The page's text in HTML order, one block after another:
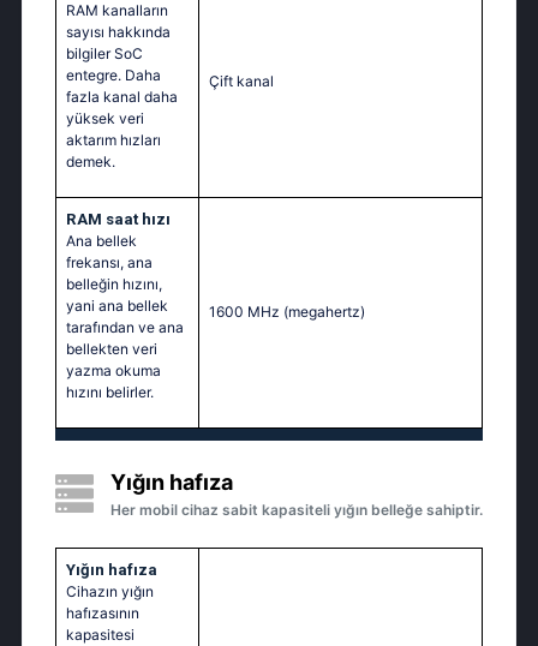
RAM kanalların
sayısı hakkında
bilgiler SoC
entegre. Daha
fazla kanal daha
yüksek veri
aktarım hızları
demek.
Çift kanal
RAM saat hızı
Ana bellek
frekansı, ana
belleğin hızını,
yani ana bellek
tarafından ve ana
bellekten veri
yazma okuma
hızını belirler.
1600 MHz (megahertz)
Yığın hafıza
Her mobil cihaz sabit kapasiteli yığın belleğe sahiptir.
Yığın hafıza
Cihazın yığın
hafızasının
kapasitesi